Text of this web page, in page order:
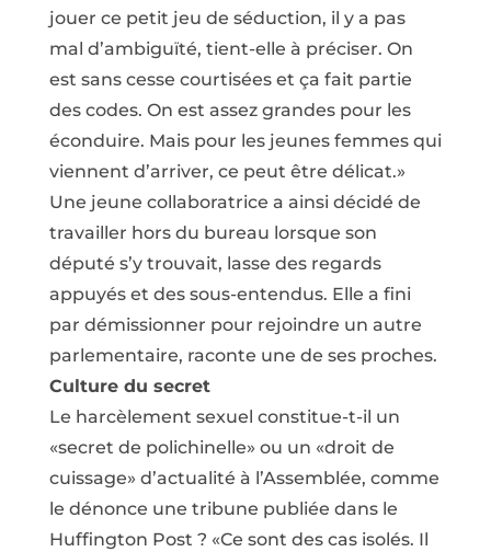
jouer ce petit jeu de séduction, il y a pas
mal d’ambiguïté, tient-elle à préciser. On
est sans cesse courtisées et ça fait partie
des codes. On est assez grandes pour les
éconduire. Mais pour les jeunes femmes qui
viennent d’arriver, ce peut être délicat.»
Une jeune collaboratrice a ainsi décidé de
travailler hors du bureau lorsque son
député s’y trouvait, lasse des regards
appuyés et des sous-entendus. Elle a fini
par démissionner pour rejoindre un autre
parlementaire, raconte une de ses proches.
Culture du secret
Le harcèlement sexuel constitue-t-il un
«secret de polichinelle» ou un «droit de
cuissage» d’actualité à l’Assemblée, comme
le dénonce une tribune publiée dans le
Huffington Post ? «Ce sont des cas isolés. Il